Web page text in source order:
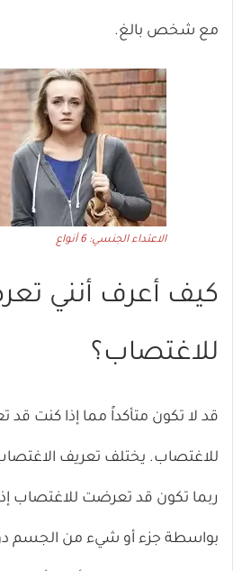
مع شخص بالغ.
الاعتداء الجنسي: 6 أنواع
كيف أعرف أنني
للاغتصاب؟
قد لا تكون متأكداً مما إذا كنت
للاغتصاب. يختلف تعريف
ربما تكون قد تعرضت للاغتصاب إذا
بواسطة جزء أو شيء من الجسم